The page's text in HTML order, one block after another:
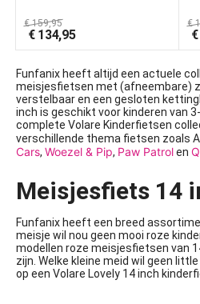
€159,95
€ 134,95
€
€
Funfanix heeft altijd een actuele
meisjesfietsen met (afneembare)
verstelbaaren een gesloten
inch is geschikt voor kinderen van
complete Volare Kinderfietsen
verschillende thema fietsen zoals
Cars, Woezel & Pip, Paw Patrolen
Meisjesfiets 14
Funfanix heeft een breed
meisje wil nou geen mooi roze
modellen roze meisjesfietsen van
zijn. Welke kleine meid wil geen
op een Volare Lovely 14 inch